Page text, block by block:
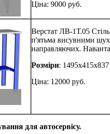
Ціна: 9000 руб.
Верстат ЛВ-1Т.05
п'ятьма висувними
направляючих.
Розміри: 1495х415х837
Ціна: 12000 руб.
для автосервісу.